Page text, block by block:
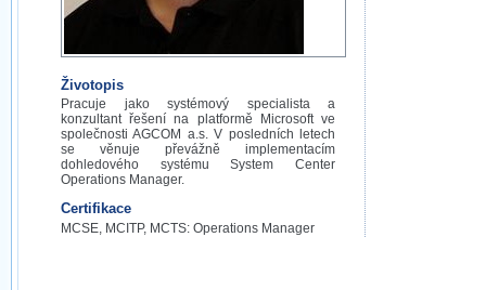
Životopis
Pracuje jako systémový specialista a
konzultant řešení na platformě Microsoft ve
společnosti AGCOM a.s. V posledních letech
se věnuje převážně implementacím
dohledového systému System Center
Operations Manager.
Certifikace
MCSE, MCITP, MCTS: Operations Manager